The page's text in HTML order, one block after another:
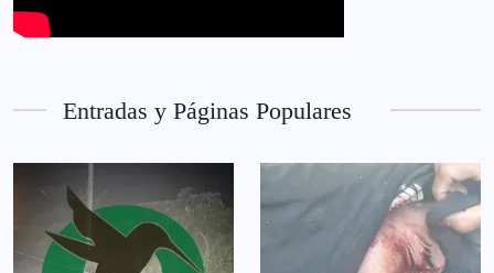
Entradas y Páginas Populares